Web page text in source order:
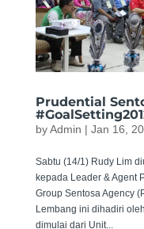
Prudential
byAdmin | Jan 16,
Sabtu (14/1) Rudy Lim
kepada Leader & Agent
Group Sentosa Agency
Lembang ini dihadiri
dimulai dari Unit...